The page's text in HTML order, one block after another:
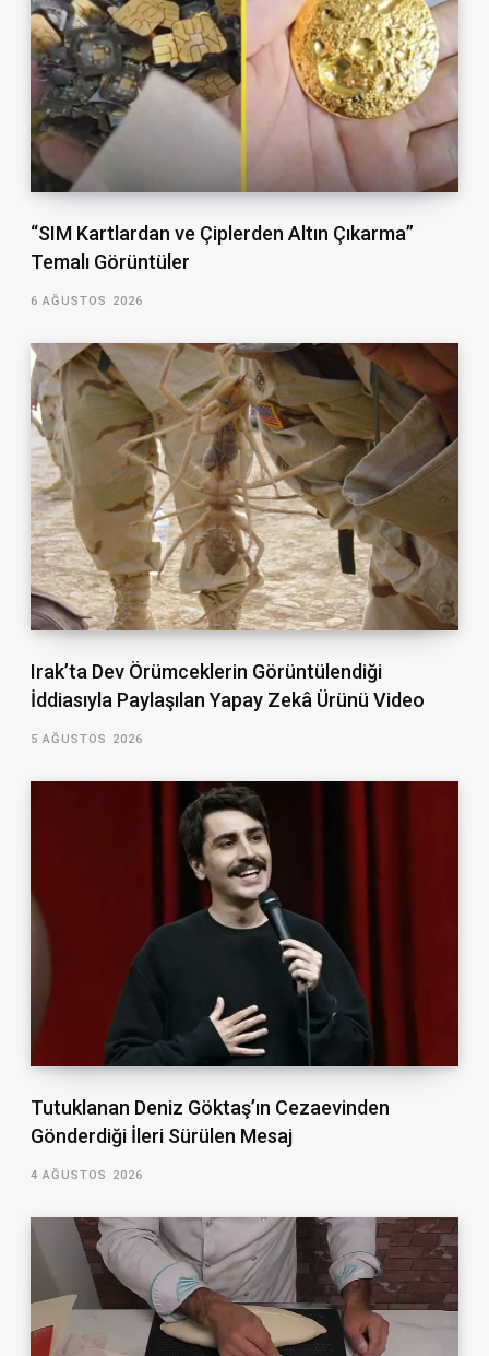
“SIM Kartlardan ve Çiplerden Altın Çıkarma”
Temalı Görüntüler
6 AĞUSTOS 2026
Irak’ta Dev Örümceklerin Görüntülendiği
İddiasıyla Paylaşılan Yapay Zekâ Ürünü Video
5 AĞUSTOS 2026
Tutuklanan Deniz Göktaş’ın Cezaevinden
Gönderdiği İleri Sürülen Mesaj
4 AĞUSTOS 2026